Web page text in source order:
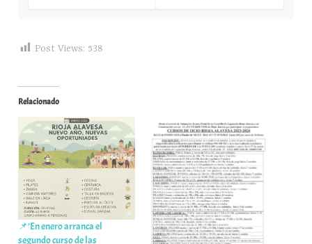
Post Views: 538
Relacionado
📌’En enero arranca el
segundo curso de las